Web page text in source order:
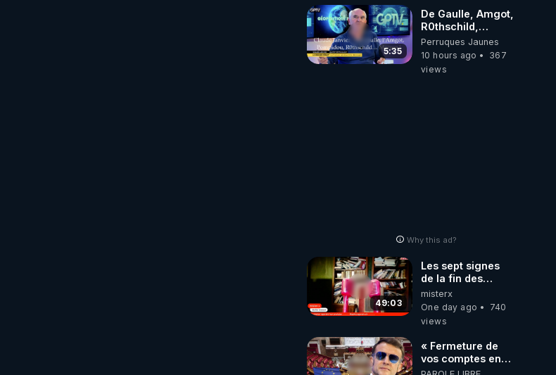
5:35
De Gaulle, Amgot,
R0thschild,
Macron &
Pompidou…
Macron Claude
Perruques Jaunes
10 hours ago
367
views
Why this ad?
49:03
Les sept signes
de la fin des
temps selon
l’intervenant
misterx
One day ago
740
views
« Fermeture de
vos comptes en
banque ! » :